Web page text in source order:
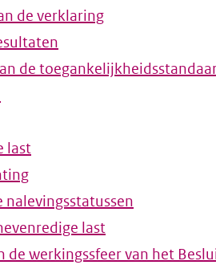
de verklaring
de
last
nalevingsstatussen
last
de werkingssfeer van het